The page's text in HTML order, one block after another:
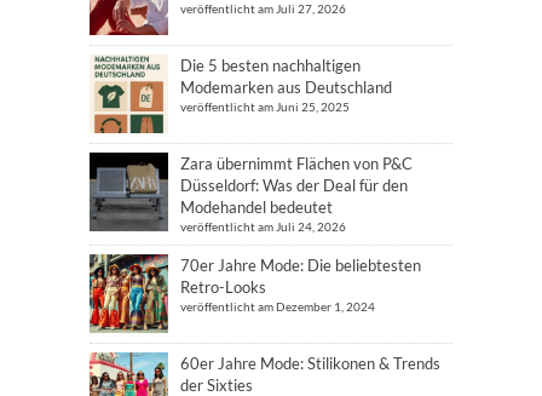
veröffentlicht am Juli 27, 2026
Die 5 besten nachhaltigen
Modemarken aus Deutschland
veröffentlicht am Juni 25, 2025
Zara übernimmt Flächen von P&C
Düsseldorf: Was der Deal für den
Modehandel bedeutet
veröffentlicht am Juli 24, 2026
70er Jahre Mode: Die beliebtesten
Retro-Looks
veröffentlicht am Dezember 1, 2024
60er Jahre Mode: Stilikonen & Trends
der Sixties